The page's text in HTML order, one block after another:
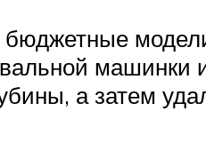
бюджетные
машинки
а затем